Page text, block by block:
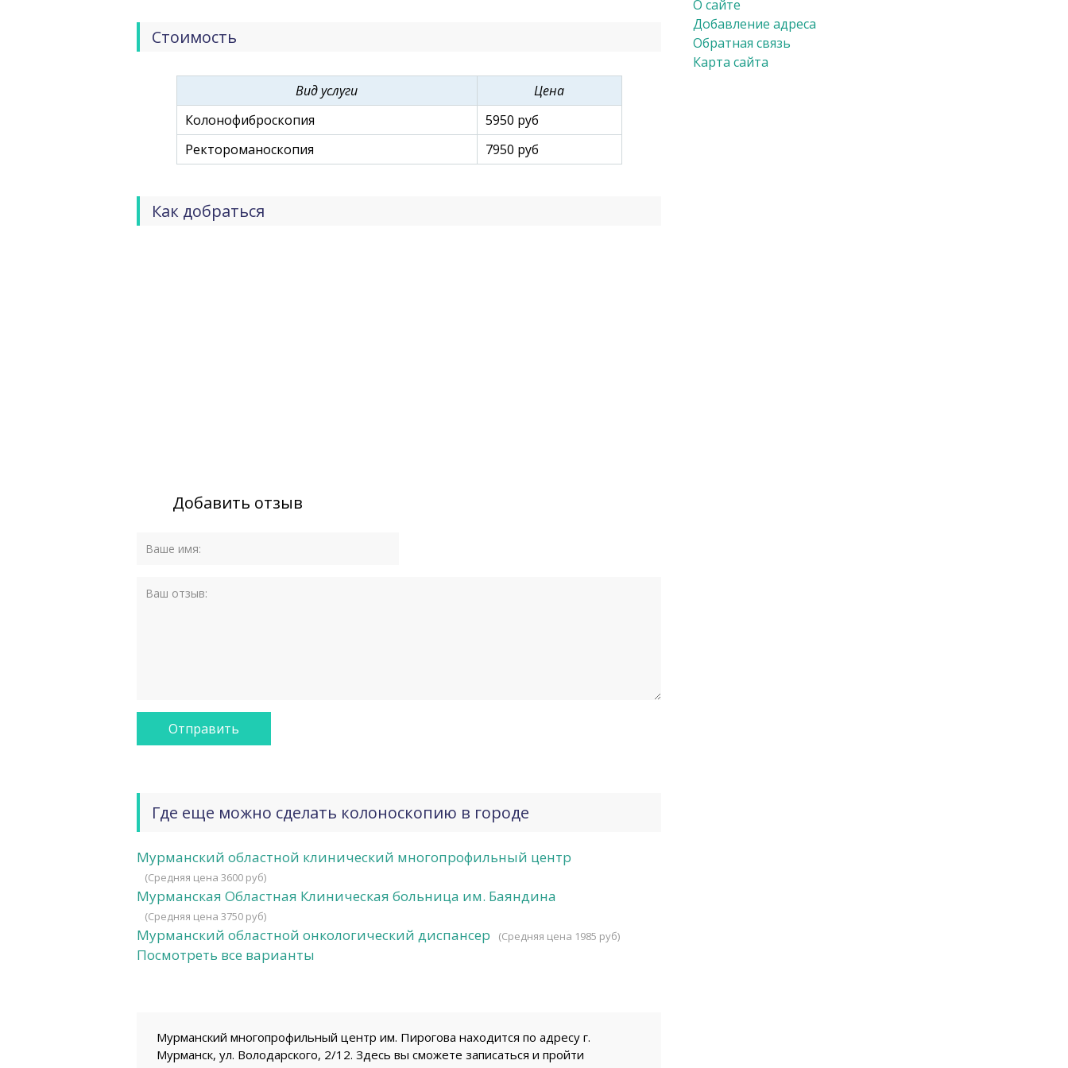
урологическое и онкологическое отделения, а в 1976 году – анестезиологическое.
Стоимость
Вид услуги
Цена
Колонофиброскопия
5950 руб
Ректороманоскопия
7950 руб
Как добраться
Добавить отзыв
Где еще можно сделать колоноскопию в городе
Мурманский областной клинический многопрофильный центр
(Средняя цена 3600 руб)
Мурманская Областная Клиническая больница им. Баяндина
(Средняя цена 3750 руб)
Мурманский областной онкологический диспансер (Средняя цена 1985 руб)
Посмотреть все варианты
Мурманский многопрофильный центр им. Пирогова находится по адресу г.
Мурманск, ул. Володарского, 2/12. Здесь вы сможете записаться и пройти
О сайте
Добавление адреса
Обратная связь
Карта сайта